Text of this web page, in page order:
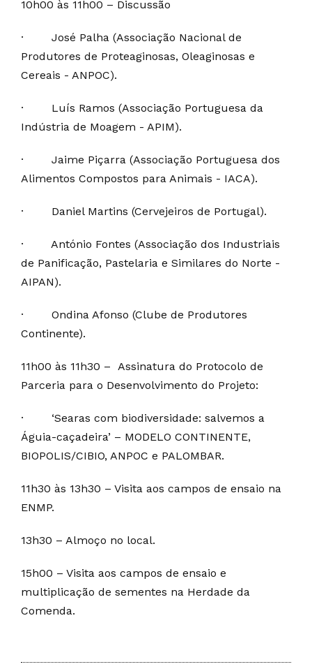
10h00 às 11h00 – Discussão
· José Palha (Associação Nacional de
Produtores de Proteaginosas, Oleaginosas e
Cereais - ANPOC).
· Luís Ramos (Associação Portuguesa da
Indústria de Moagem - APIM).
· Jaime Piçarra (Associação Portuguesa dos
Alimentos Compostos para Animais - IACA).
· Daniel Martins (Cervejeiros de Portugal).
· António Fontes (Associação dos Industriais
de Panificação, Pastelaria e Similares do Norte -
AIPAN).
· Ondina Afonso (Clube de Produtores
Continente).
11h00 às 11h30 – Assinatura do Protocolo de
Parceria para o Desenvolvimento do Projeto:
· ‘Searas com biodiversidade: salvemos a
Águia-caçadeira’ – MODELO CONTINENTE,
BIOPOLIS/CIBIO, ANPOC e PALOMBAR.
11h30 às 13h30 – Visita aos campos de ensaio na
ENMP.
13h30 – Almoço no local.
15h00 – Visita aos campos de ensaio e
multiplicação de sementes na Herdade da
Comenda.